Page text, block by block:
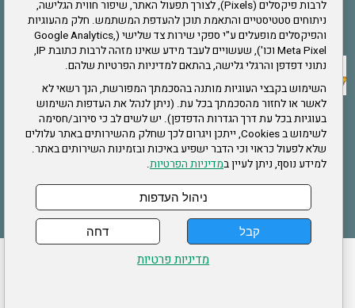
לרבות פיקסלים (Pixels), לצורך תפעול האתר, שיפור חווית הגלישה,
ניתוחים סטטיסטיים והתאמת תוכן להעדפת המשתמש. חלק מהעוגיות
והפיקסלים מופעלים ע"י ספקי שירות צד שלישי (Google Analytics,
Meta Pixel וכו'), שעשויים לעבד מידע שאינו מזהה לרבות כתובת IP,
נתוני דפדפן והרגלי גלישה, בהתאם למדיניות הפרטיות שלהם.
השימוש בקבצי העוגיות מותנה בהסכמתך המפורשת, הנך רשאי לא
לאשר או לחזור מהסכמתך בכל עת. (ניתן לנהל את העדפות השימוש
בעוגיות בכל עת דרך הגדרות הדפדפן). יש לשים לב כי סירוב/חסימה
לשימוש ב Cookies, ייתכן ויגרום לכך שחלק מהשירותים באתר עלולים
שלא לפעול כראוי וכי הדבר ישפיע באיכות ובזמינות השירותים באתר.
למידע נוסף, ניתן לעיין במדיניות הפרטיות.
קבל דחה
ניהול העדפות
מדיניות פרטיות
אתר צה"ל
תקנון האתר
שירותים
תעסוקה
בריאות
הצהרת נגישות לעדכון פרטים אישיים